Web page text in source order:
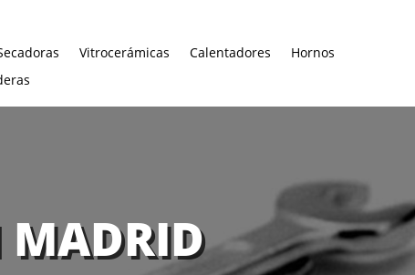
Vitrocerámicas Calentadores
Hornos
MADRID